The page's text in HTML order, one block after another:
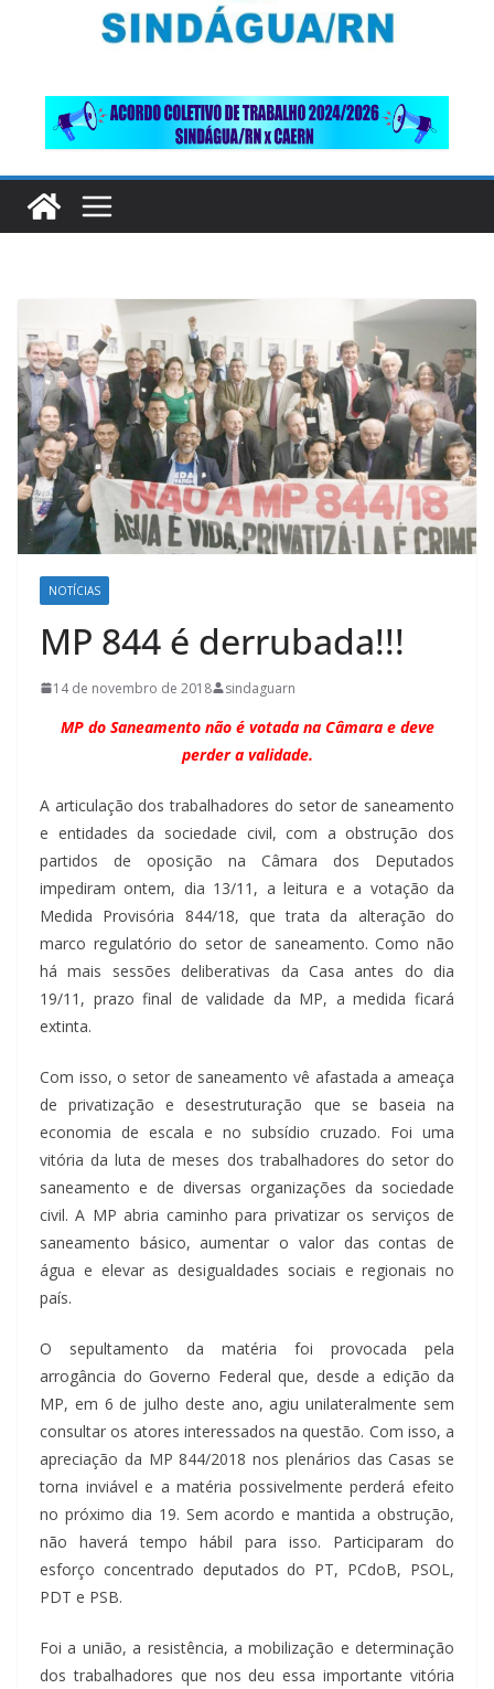
NOTÍCIAS
MP 844 é derrubada!!!
14 de novembro de 2018 sindaguarn
MP do Saneamento não é votada na Câmara e deve
perder a validade.
A articulação dos trabalhadores do setor de saneamento
e entidades da sociedade civil, com a obstrução dos
partidos de oposição na Câmara dos Deputados
impediram ontem, dia 13/11, a leitura e a votação da
Medida Provisória 844/18, que trata da alteração do
marco regulatório do setor de saneamento. Como não
há mais sessões deliberativas da Casa antes do dia
19/11, prazo final de validade da MP, a medida ficará
extinta.
Com isso, o setor de saneamento vê afastada a ameaça
de privatização e desestruturação que se baseia na
economia de escala e no subsídio cruzado. Foi uma
vitória da luta de meses dos trabalhadores do setor do
saneamento e de diversas organizações da sociedade
civil. A MP abria caminho para privatizar os serviços de
saneamento básico, aumentar o valor das contas de
água e elevar as desigualdades sociais e regionais no
país.
O sepultamento da matéria foi provocada pela
arrogância do Governo Federal que, desde a edição da
MP, em 6 de julho deste ano, agiu unilateralmente sem
consultar os atores interessados na questão. Com isso, a
apreciação da MP 844/2018 nos plenários das Casas se
torna inviável e a matéria possivelmente perderá efeito
no próximo dia 19. Sem acordo e mantida a obstrução,
não haverá tempo hábil para isso. Participaram do
esforço concentrado deputados do PT, PCdoB, PSOL,
PDT e PSB.
Foi a união, a resistência, a mobilização e determinação
dos trabalhadores que nos deu essa importante vitória